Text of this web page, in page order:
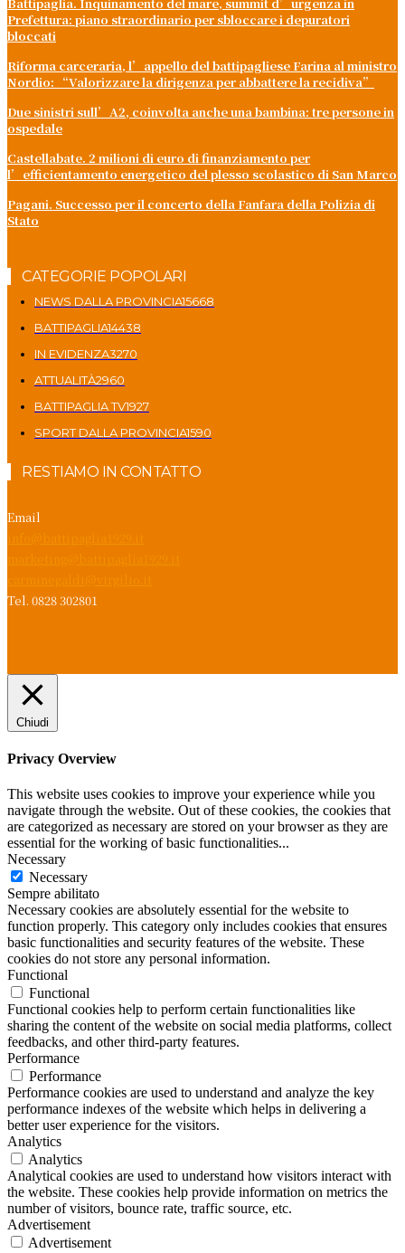
Prefettura: piano straordinario per sbloccare i depuratori
bloccati
Riforma carceraria, l’appello del battipagliese Farina al ministro
Nordio: “Valorizzare la dirigenza per abbattere la recidiva”
Due sinistri sull’A2, coinvolta anche una bambina: tre persone in
ospedale
Castellabate. 2 milioni di euro di finanziamento per
l’efficientamento energetico del plesso scolastico di San Marco
Pagani. Successo per il concerto della Fanfara della Polizia di
Stato
CATEGORIE POPOLARI
NEWS DALLA PROVINCIA15668
BATTIPAGLIA14438
IN EVIDENZA3270
ATTUALITÀ2960
BATTIPAGLIA TV1927
SPORT DALLA PROVINCIA1590
RESTIAMO IN CONTATTO
Email
Tel. 0828 302801
Chiudi
Privacy Overview
This website uses cookies to improve your experience while you
navigate through the website. Out of these cookies, the cookies that
are categorized as necessary are stored on your browser as they are
essential for the working of basic functionalities...
Necessary
Necessary
Sempre abilitato
Necessary cookies are absolutely essential for the website to
function properly. This category only includes cookies that ensures
basic functionalities and security features of the website. These
cookies do not store any personal information.
Functional
Functional
Functional cookies help to perform certain functionalities like
sharing the content of the website on social media platforms, collect
feedbacks, and other third-party features.
Performance
Performance
Performance cookies are used to understand and analyze the key
performance indexes of the website which helps in delivering a
better user experience for the visitors.
Analytics
Analytics
Analytical cookies are used to understand how visitors interact with
the website. These cookies help provide information on metrics the
number of visitors, bounce rate, traffic source, etc.
Advertisement
Advertisement